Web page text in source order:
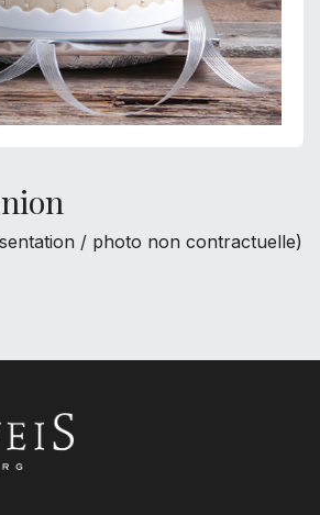
/ photo non contractuelle)